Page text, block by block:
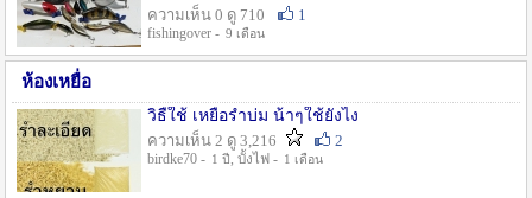
ความเห็น 0 ดู 710
1
fishingover - 9 เดือน
ห้องเหยื่อ
วิธืใช้ เหยื่อรำบ่ม น้าๆใช้ยังไง
ความเห็น 2 ดู 3,216
2
birdke70 - 1 ปี , บั้งไฟ - 1 เดือน